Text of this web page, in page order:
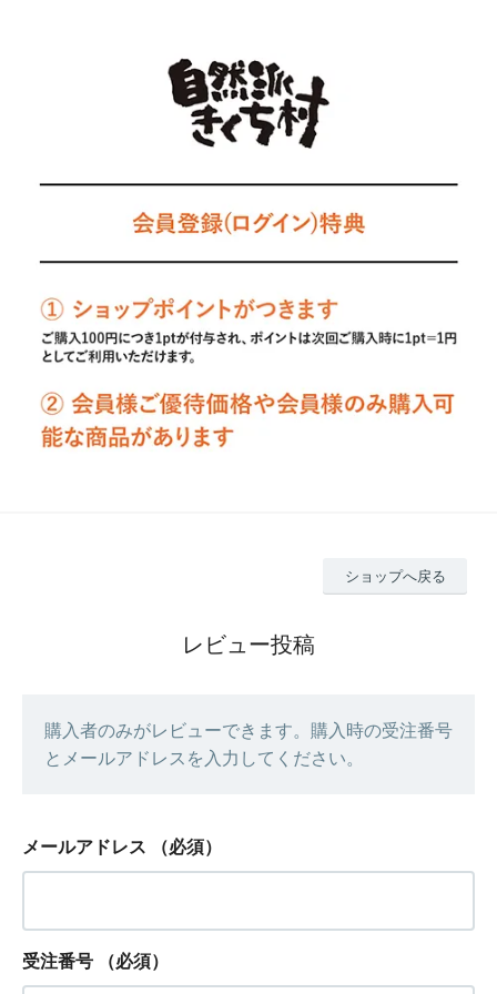
ショップへ戻る
レビュー投稿
購入者のみがレビューできます。購入時の受注番号
とメールアドレスを入力してください。
メールアドレス （必須）
受注番号 （必須）